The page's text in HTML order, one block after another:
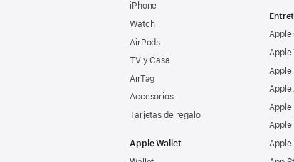
iPhone
Watch
AirPods
TV y Casa
AirTag
Accesorios
Tarjetas de regalo
Apple Wallet
Apple
Apple
Apple
Apple
Apple
Apple
Apple